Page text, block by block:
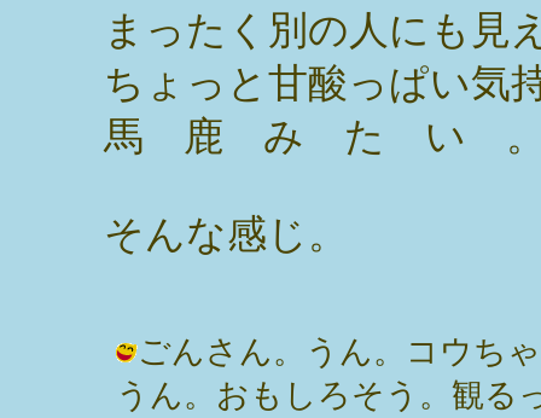
まったく別の人にも見
ちょっと甘酸っぱい気
馬 鹿 み た い
そんな感じ。
ごんさん。うん。コウち
うん。おもしろそう。観る